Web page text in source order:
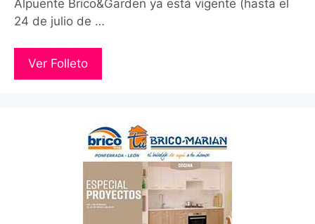
Alpuente Brico&Garden ya está vigente (hasta el
24 de julio de …
Ver Folleto